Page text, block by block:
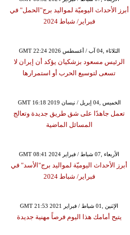
أبرز الأحداث اليوميّة لمواليد برج"الحمل" في
فبراير/ شباط 2024
GMT 22:24 2026 الثلاثاء ,04 آب / أغسطس
الرئيس مسعود بزشكيان يؤكد أن إيران لا
تسعى لتوسيع الحرب أو استمرارها
GMT 16:18 2019 الخميس ,04 إبريل / نيسان
تعمل جاهدًا على شق طريق جديدة وتعالج
المسائل الماضية
GMT 08:41 2024 الأربعاء ,07 شباط / فبراير
أبرز الأحداث اليوميّة لمواليد برج"الأسد" في
فبراير/ شباط 2024
GMT 21:53 2021 الإثنين ,01 شباط / فبراير
يتيح أمامك هذا اليوم فرصاً مهنية جديدة